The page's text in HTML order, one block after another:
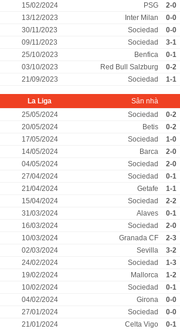
15/02/2024
PSG 2-0
13/12/2023
Inter Milan 0-0
30/11/2023
Sociedad 0-0
09/11/2023
Sociedad 3-1
25/10/2023
Benfica 0-1
03/10/2023
Red Bull Salzburg 0-2
21/09/2023
Sociedad 1-1
La Liga Sân nhà
25/05/2024
Sociedad 0-2
20/05/2024
Betis 0-2
17/05/2024
Sociedad 1-0
14/05/2024
Barca 2-0
04/05/2024
Sociedad 2-0
27/04/2024
Sociedad 0-1
21/04/2024
Getafe 1-1
15/04/2024
Sociedad 2-2
31/03/2024
Alaves 0-1
16/03/2024
Sociedad 2-0
10/03/2024
Granada CF 2-3
02/03/2024
Sevilla 3-2
24/02/2024
Sociedad 1-3
19/02/2024
Mallorca 1-2
10/02/2024
Sociedad 0-1
04/02/2024
Girona 0-0
27/01/2024
Sociedad 0-0
21/01/2024
Celta Vigo 0-1